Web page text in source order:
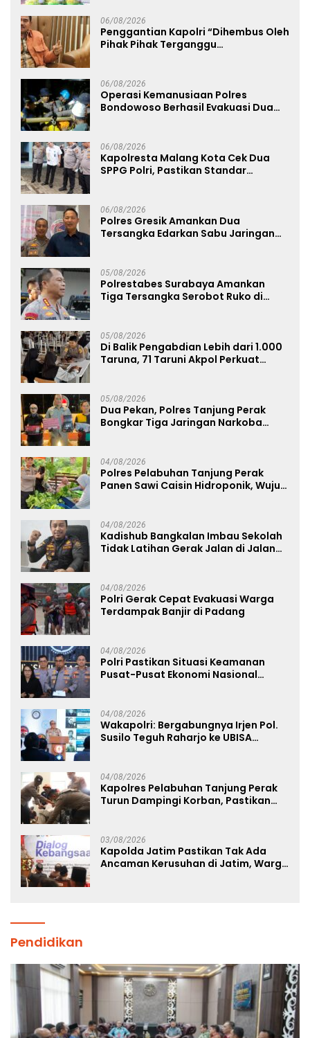
06/08/2026
Penggantian Kapolri “Dihembus Oleh
Pihak Pihak Terganggu
06/08/2026
Operasi Kemanusiaan Polres
Bondowoso Berhasil Evakuasi Dua
06/08/2026
Kapolresta Malang Kota Cek Dua
SPPG Polri, Pastikan Standar
06/08/2026
Polres Gresik Amankan Dua
Tersangka Edarkan Sabu Jaringan
05/08/2026
Polrestabes Surabaya Amankan
Tiga Tersangka Serobot Ruko di
05/08/2026
Di Balik Pengabdian Lebih dari 1.000
Taruna, 71 Taruni Akpol Perkuat
05/08/2026
Dua Pekan, Polres Tanjung Perak
Bongkar Tiga Jaringan Narkoba
04/08/2026
Polres Pelabuhan Tanjung Perak
Panen Sawi Caisin Hidroponik, Wujud
04/08/2026
Kadishub Bangkalan Imbau Sekolah
Tidak Latihan Gerak Jalan di Jalan
04/08/2026
Polri Gerak Cepat Evakuasi Warga
Terdampak Banjir di Padang
04/08/2026
Polri Pastikan Situasi Keamanan
Pusat-Pusat Ekonomi Nasional
04/08/2026
Wakapolri: Bergabungnya Irjen Pol.
Susilo Teguh Raharjo ke UBISA
04/08/2026
Kapolres Pelabuhan Tanjung Perak
Turun Dampingi Korban, Pastikan
03/08/2026
Kapolda Jatim Pastikan Tak Ada
Ancaman Kerusuhan di Jatim, Warga
Pendidikan